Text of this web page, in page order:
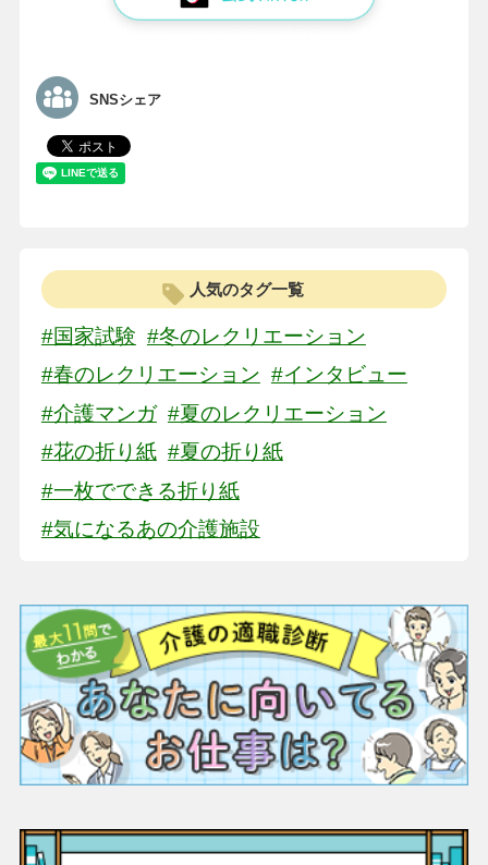
SNSシェア
人気のタグ一覧
#国家試験 #冬のレクリエーション
#春のレクリエーション #インタビュー
#介護マンガ #夏のレクリエーション
#花の折り紙 #夏の折り紙
#一枚でできる折り紙
#気になるあの介護施設